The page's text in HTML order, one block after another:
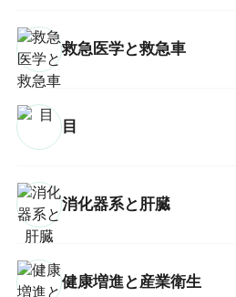
救急医学と救急車
目
消化器系と肝臓
健康増進と産業衛生